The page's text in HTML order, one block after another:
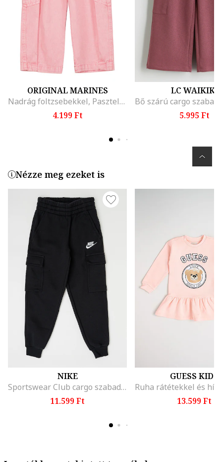
ORIGINAL MARINES
Nadrág foltzsebekkel, Pasztellrózsaszín
4.199 Ft
LC WAIKIKI
5.995 Ft
Nézze meg ezeket is
NIKE
Sportswear Club cargo szabadidőnadrág, Fekete
11.599 Ft
GUESS KIDS
13.599 Ft